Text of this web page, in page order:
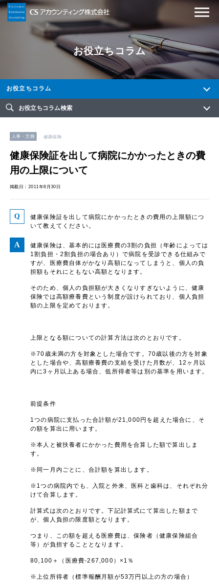
お役立ちコラム
お役立ちコラム
お役立ちコラム検索
人事・労務 健康保険
健康保険証を出して病院にかかったときの費
用の上限について
掲載日：2011年8月30日
健康保険証を出して病院にかかったときの費用の上限額につ
いて教えてください。
健康保険は、基本的には医療費の3割の負担（年齢によっては
1割負担・2割負担の場合あり）で病院を受診できる仕組みで
すが、医療費自体がかなり高額になってしまうと、個人の負
担額もそれにともない高額となります。
そのため、個人の負担額が大きくなりすぎないように、健康
保険では高額療養費という制度が設けられており、個人負担
額の上限を定めております。
上限となる額についての計算方法は次のとおりです。
※70歳未満の方を対象とした場合です。70歳以後の方を対象
とした場合や、高額療養費の支給を受けた月数が、12ヶ月以
内に3ヶ月以上ある場合、低所得者等は別の基準を用います。
前提条件
1つの病院に支払った合計額が21,000円を超えた場合に、そ
の額を算出に用います。
※本人と被扶養者にかかった費用を合算した額で算出しま
す。
※同一月内ごとに、合計額を算出します。
※1つの病院内でも、入院と外来、医科と歯科は、それぞれ分
けて合算します。
計算式は次のとおりです。下記計算式にて算出した額まで
が、個人負担の限度額となります。
つまり、この額を超える医療費は、保険者（健康保険組合
等）が負担することとなります。
80,100＋（医療費-267,000）×1％
※上位所得者（標準報酬月額が53万円以上の方の場合）